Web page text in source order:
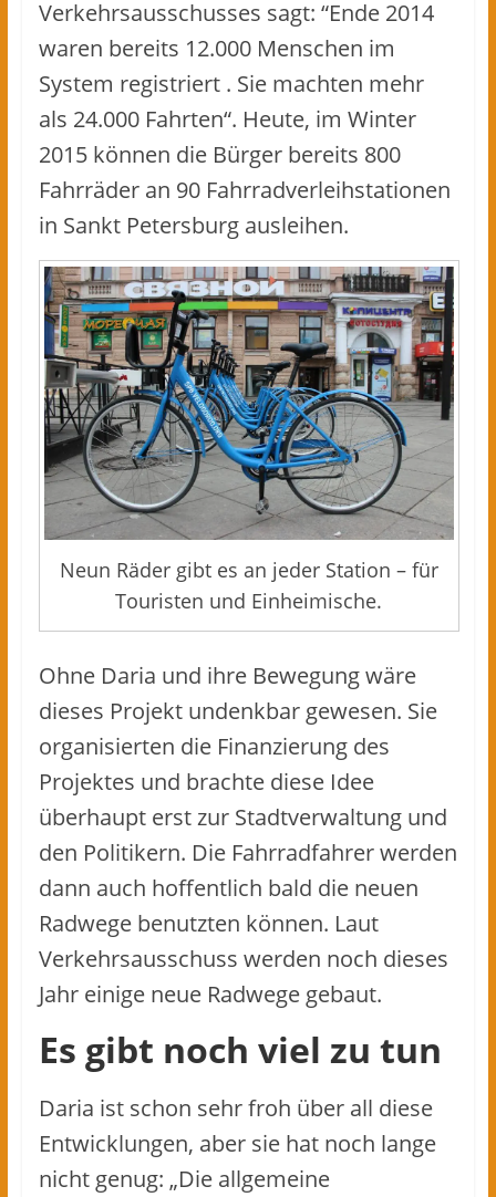
Verkehrsausschusses sagt: “Ende 2014
waren bereits 12.000 Menschen im
System registriert . Sie machten mehr
als 24.000 Fahrten“. Heute, im Winter
2015 können die Bürger bereits 800
Fahrräder an 90 Fahrradverleihstationen
in Sankt Petersburg ausleihen.
Neun Räder gibt es an jeder Station – für
Touristen und Einheimische.
Ohne Daria und ihre Bewegung wäre
dieses Projekt undenkbar gewesen. Sie
organisierten die Finanzierung des
Projektes und brachte diese Idee
überhaupt erst zur Stadtverwaltung und
den Politikern. Die Fahrradfahrer werden
dann auch hoffentlich bald die neuen
Radwege benutzten können. Laut
Verkehrsausschuss werden noch dieses
Jahr einige neue Radwege gebaut.
Es gibt noch viel zu tun
Daria ist schon sehr froh über all diese
Entwicklungen, aber sie hat noch lange
nicht genug: „Die allgemeine